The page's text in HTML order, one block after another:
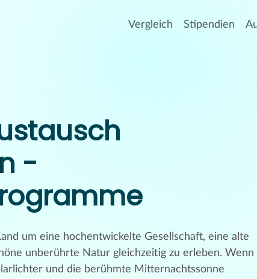
Vergleich Stipendien
-
um eine hochentwickelte Gesellschaft, eine alte
unberührte Natur gleichzeitig zu erleben. Wenn
und die berühmte Mitternachtssonne